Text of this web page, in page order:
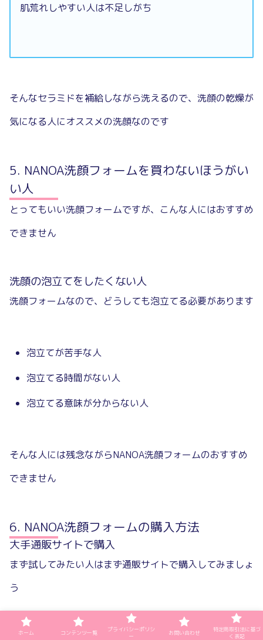
肌荒れしやすい人は不足しがち
そんなセラミドを補給しながら洗えるので、洗顔の乾燥が
気になる人にオススメの洗顔なのです
NANOA洗顔フォームを買わないほうがい
い人
とってもいい洗顔フォームですが、こんな人にはおすすめ
できません
洗顔の泡立てをしたくない人
洗顔フォームなので、どうしても泡立てる必要があります
泡立てが苦手な人
泡立てる時間がない人
泡立てる意味が分からない人
そんな人には残念ながらNANOA洗顔フォームのおすすめ
できません
NANOA洗顔フォームの購入方法
大手通販サイトで購入
まず試してみたい人はまず通販サイトで購入してみましょ
う
ホーム コンテンツ一覧
プライバシーポリシ
ー
お問い合わせ
特定商取引法に基づ
く表記